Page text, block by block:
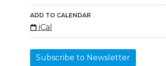
ADD TO CALENDAR
iCal
Subscribe to Newsletter